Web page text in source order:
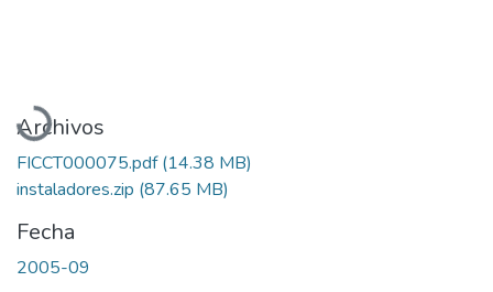
Cargando...
Archivos
FICCT000075.pdf(14.38 MB)
instaladores.zip (87.65 MB)
Fecha
2005-09